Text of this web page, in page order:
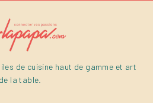
de cuisine haut de gamme et art
de la table.